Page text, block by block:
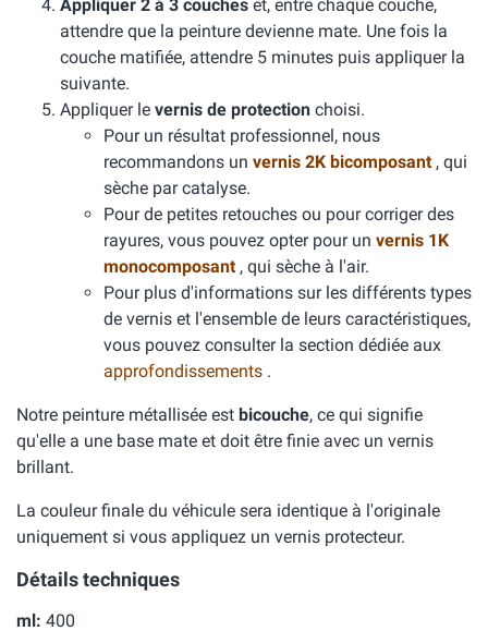
Appliquer 2 à 3 couches et, entre chaque couche,
attendre que la peinture devienne mate. Une fois la
couche matifiée, attendre 5 minutes puis appliquer la
suivante.
Appliquer le vernis de protection choisi.
Pour un résultat professionnel, nous
recommandons un vernis 2K bicomposant , qui
sèche par catalyse.
Pour de petites retouches ou pour corriger des
rayures, vous pouvez opter pour un vernis 1K
monocomposant , qui sèche à l'air.
Pour plus d'informations sur les différents types
de vernis et l'ensemble de leurs caractéristiques,
vous pouvez consulter la section dédiée aux
approfondissements .
Notre peinture métallisée est bicouche, ce qui signifie
qu'elle a une base mate et doit être finie avec un vernis
brillant.
La couleur finale du véhicule sera identique à l'originale
uniquement si vous appliquez un vernis protecteur.
Détails techniques
ml: 400